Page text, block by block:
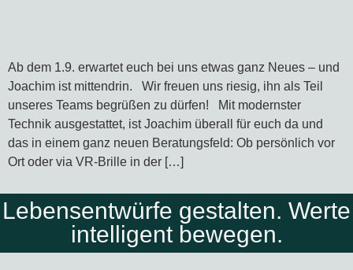
Ab dem 1.9. erwartet euch bei uns etwas ganz Neues – und
Joachim ist mittendrin. Wir freuen uns riesig, ihn als Teil
unseres Teams begrüßen zu dürfen! Mit modernster
Technik ausgestattet, ist Joachim überall für euch da und
das in einem ganz neuen Beratungsfeld: Ob persönlich vor
Ort oder via VR-Brille in der […]
Lebensentwürfe gestalten. Werte
intelligent bewegen.